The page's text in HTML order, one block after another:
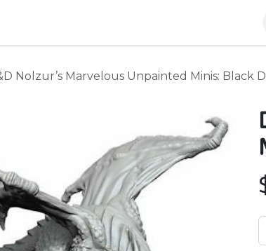
Acerca de
Nolzur’s Marvelous Unpainted Minis: Black